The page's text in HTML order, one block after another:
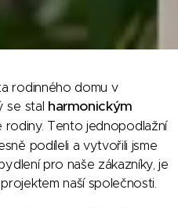
rodinného domu v
se stal harmonickým
Tento jednopodlažní
podíleli a vytvořili jsme
pro naše zákazníky, je
naší společnosti.